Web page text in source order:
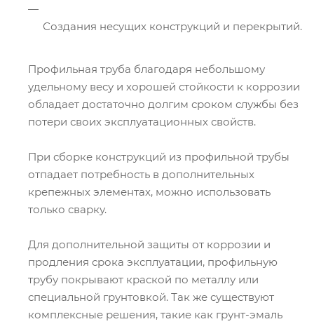
Создания несущих конструкций и перекрытий.
Профильная труба благодаря небольшому
удельному весу и хорошей стойкости к коррозии
обладает достаточно долгим сроком службы без
потери своих эксплуатационных свойств.
При сборке конструкций из профильной трубы
отпадает потребность в дополнительных
крепежных элементах, можно использовать
только сварку.
Для дополнительной защиты от коррозии и
продления срока эксплуатации, профильную
трубу покрывают краской по металлу или
специальной грунтовкой. Так же существуют
комплексные решения, такие как грунт-эмаль